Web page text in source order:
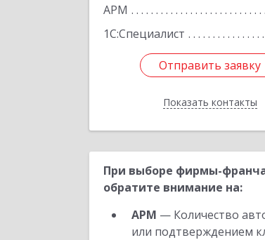
АРМ
1С:Специалист
Отправить заявку
Показать контакты
Отправить заявку
Назад
При выборе фирмы-
обратите внимание на:
АРМ — Количество
или подтверждением